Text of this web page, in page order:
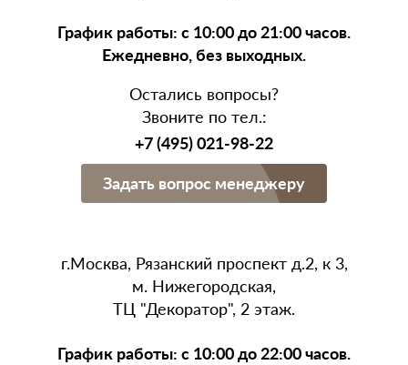
График работы: с 10:00 до 21:00 часов.
Ежедневно, без выходных.
Остались вопросы?
Звоните по тел.:
+7 (495) 021-98-22
Задать вопрос менеджеру
г.Москва, Рязанский проспект д.2, к 3,
м. Нижегородская,
ТЦ "Декоратор", 2 этаж.
График работы: с 10:00 до 22:00 часов.